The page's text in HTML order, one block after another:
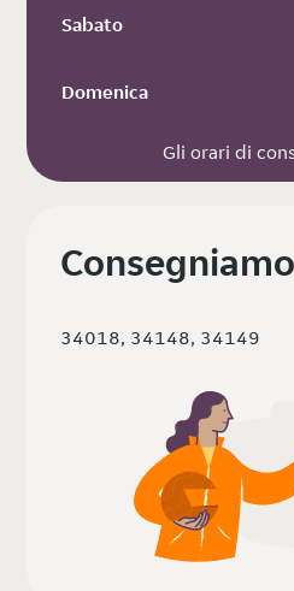
Sabato
Domenica
Gli orari di
34018, 34148, 34149